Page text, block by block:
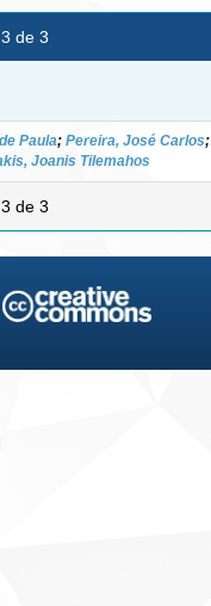
de 3
Paula; Pereira, José Carlos;
Joanis Tilemahos
de 3